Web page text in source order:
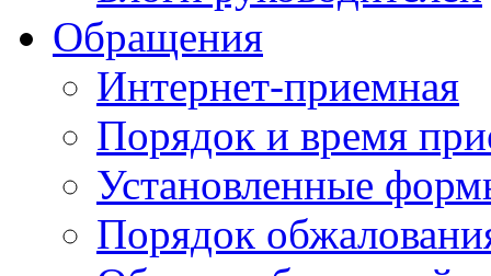
Обращения
Интернет-приемная
Порядок и время
Установленные
Порядок